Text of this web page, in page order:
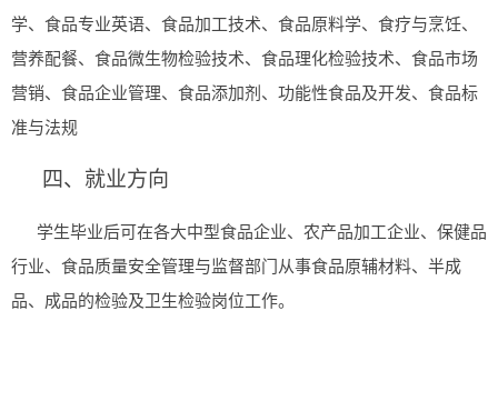
学、食品专业英语、食品加工技术、食品原料学、食疗与烹饪、
营养配餐、食品微生物检验技术、食品理化检验技术、食品市场
营销、食品企业管理、食品添加剂、功能性食品及开发、食品标
准与法规
四、就业方向
学生毕业后可在各大中型食品企业、农产品加工企业、保健品
行业、食品质量安全管理与监督部门从事食品原辅材料、半成
品、成品的检验及卫生检验岗位工作。